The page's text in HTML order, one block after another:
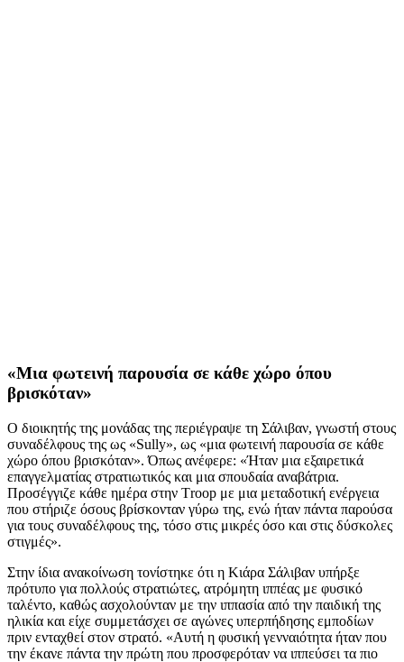
«Μια φωτεινή παρουσία σε κάθε χώρο όπου
βρισκόταν»
Ο διοικητής της μονάδας της περιέγραψε τη Σάλιβαν, γνωστή στους
συναδέλφους της ως «Sully», ως «μια φωτεινή παρουσία σε κάθε
χώρο όπου βρισκόταν». Όπως ανέφερε: «Ήταν μια εξαιρετικά
επαγγελματίας στρατιωτικός και μια σπουδαία αναβάτρια.
Προσέγγιζε κάθε ημέρα στην Τroop με μια μεταδοτική ενέργεια
που στήριζε όσους βρίσκονταν γύρω της, ενώ ήταν πάντα παρούσα
για τους συναδέλφους της, τόσο στις μικρές όσο και στις δύσκολες
στιγμές».
Στην ίδια ανακοίνωση τονίστηκε ότι η Κιάρα Σάλιβαν υπήρξε
πρότυπο για πολλούς στρατιώτες, ατρόμητη ιππέας με φυσικό
ταλέντο, καθώς ασχολούνταν με την ιππασία από την παιδική της
ηλικία και είχε συμμετάσχει σε αγώνες υπερπήδησης εμποδίων
πριν ενταχθεί στον στρατό. «Αυτή η φυσική γενναιότητα ήταν που
την έκανε πάντα την πρώτη που προσφερόταν να ιππεύσει τα πιο